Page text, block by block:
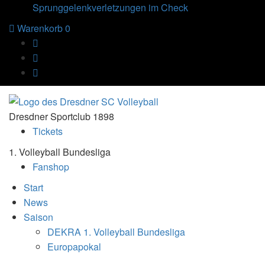
Sprunggelenkverletzungen im Check
Warenkorb0
Dresdner Sportclub 1898
Tickets
1. Volleyball Bundesliga
Fanshop
Start
News
Saison
DEKRA 1. Volleyball Bundesliga
Europapokal